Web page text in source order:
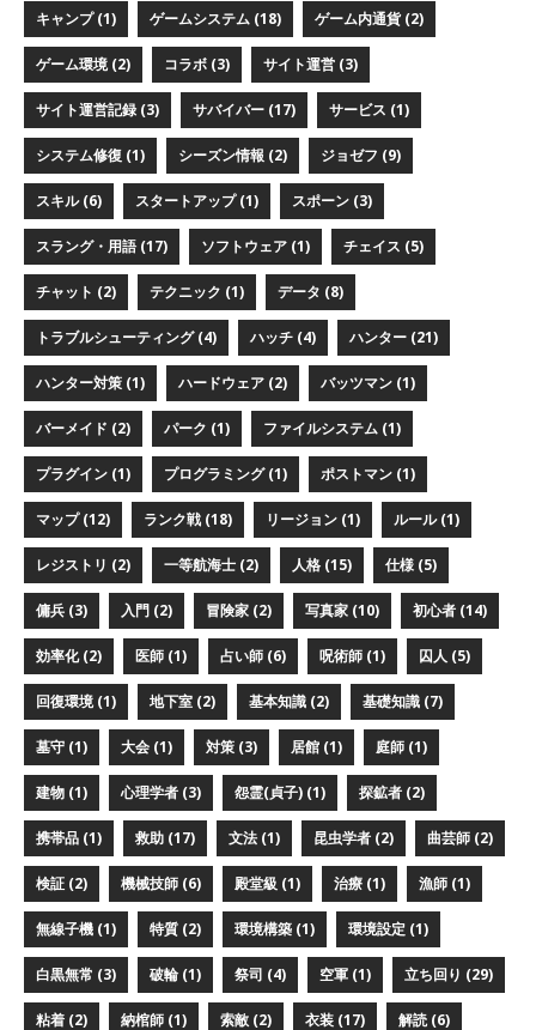
キャンプ (1) ゲームシステム (18) ゲーム内通貨 (2)
ゲーム環境 (2) コラボ (3) サイト運営 (3)
サイト運営記録 (3) サバイバー (17) サービス (1)
システム修復 (1) シーズン情報 (2) ジョゼフ (9)
スキル (6) スタートアップ (1) スポーン (3)
スラング・用語 (17) ソフトウェア (1) チェイス (5)
チャット (2) テクニック (1) データ (8)
トラブルシューティング (4) ハッチ (4) ハンター (21)
ハンター対策 (1) ハードウェア (2) バッツマン (1)
バーメイド (2) パーク (1) ファイルシステム (1)
プラグイン (1) プログラミング (1) ポストマン (1)
マップ (12) ランク戦 (18) リージョン (1) ルール (1)
レジストリ (2) 一等航海士 (2) 人格 (15) 仕様 (5)
傭兵 (3) 入門 (2) 冒険家 (2) 写真家 (10) 初心者 (14)
効率化 (2) 医師 (1) 占い師 (6) 呪術師 (1) 囚人 (5)
回復環境 (1) 地下室 (2) 基本知識 (2) 基礎知識 (7)
墓守 (1) 大会 (1) 対策 (3) 居館 (1) 庭師 (1)
建物 (1) 心理学者 (3) 怨霊(貞子) (1) 探鉱者 (2)
携帯品 (1) 救助 (17) 文法 (1) 昆虫学者 (2) 曲芸師 (2)
検証 (2) 機械技師 (6) 殿堂級 (1) 治療 (1) 漁師 (1)
無線子機 (1) 特質 (2) 環境構築 (1) 環境設定 (1)
白黒無常 (3) 破輪 (1) 祭司 (4) 空軍 (1) 立ち回り (29)
粘着 (2) 納棺師 (1) 索敵 (2) 衣装 (17) 解読 (6)